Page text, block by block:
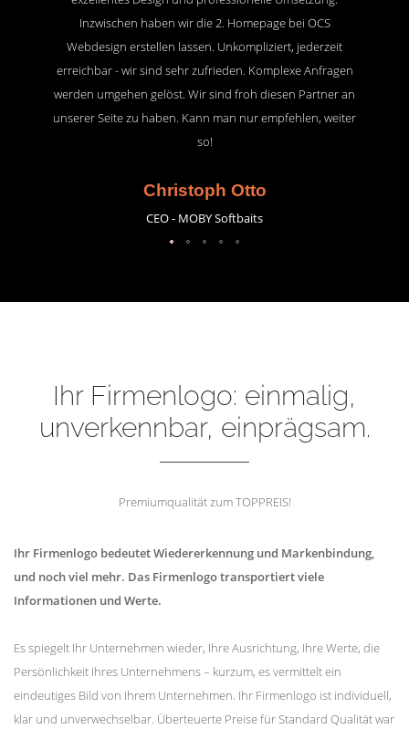
Inzwischen haben wir die 2. Homepage bei OCS
Webdesign erstellen lassen. Unkompliziert, jederzeit
erreichbar - wir sind sehr zufrieden. Komplexe Anfragen
werden umgehen gelöst. Wir sind froh diesen Partner an
unserer Seite zu haben. Kann man nur empfehlen, weiter
so!
Christoph Otto
CEO - MOBY Softbaits
Ihr Firmenlogo: einmalig,
unverkennbar, einprägsam.
Premiumqualität zum TOPPREIS!
Ihr Firmenlogo bedeutet Wiedererkennung und Markenbindung,
und noch viel mehr. Das Firmenlogo transportiert viele
Informationen und Werte.
Es spiegelt Ihr Unternehmen wieder, Ihre Ausrichtung, Ihre Werte, die
Persönlichkeit Ihres Unternehmens – kurzum, es vermittelt ein
eindeutiges Bild von Ihrem Unternehmen. Ihr Firmenlogo ist individuell,
klar und unverwechselbar. Überteuerte Preise für Standard Qualität war